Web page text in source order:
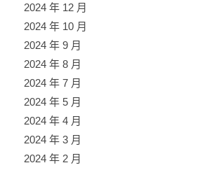
2024 年 12 月
2024 年 10 月
2024 年 9 月
2024 年 8 月
2024 年 7 月
2024 年 5 月
2024 年 4 月
2024 年 3 月
2024 年 2 月